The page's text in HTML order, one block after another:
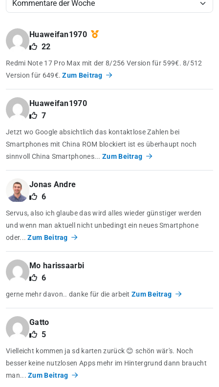
Huaweifan1970
22
Redmi Note 17 Pro Max mit der 8/256 Version für 599€. 8/512
Version für 649€.Zum Beitrag
Huaweifan1970
7
Jetzt wo Google absichtlich das kontaktlose Zahlen bei
Smartphones mit China ROM blockiert ist es überhaupt noch
sinnvoll China Smartphones...Zum Beitrag
Jonas Andre
6
Servus, also ich glaube das wird alles wieder günstiger werden
und wenn man aktuell nicht unbedingt ein neues Smartphone
oder...Zum Beitrag
Mo harissaarbi
6
gerne mehr davon.. danke für die arbeit Zum Beitrag
Gatto
5
Vielleicht kommen ja sd karten zurück 😊 schön wär's. Noch
besser keine nutzlosen Apps mehr im Hintergrund dann braucht
man...Zum Beitrag